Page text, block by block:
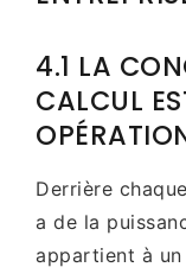
4.1 LA
CALCUL
Derrière
a de la
appartient à